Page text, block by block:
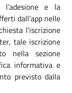
e la
dall’app nelle
l’iscrizione
tale iscrizione
nella sezione
informativa e
previsto dalla